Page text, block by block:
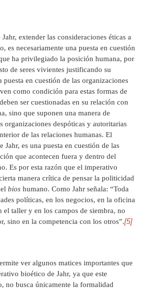
extender las consideraciones éticas a
es necesariamente una puesta en cuestión
ha privilegiado la posición humana, por
de seres vivientes justificando su
puesta en cuestión de las organizaciones
como condición para estas formas de
ser cuestionadas en su relación con
sino que suponen una manera de
organizaciones despóticas y autoritarias
de las relaciones humanas. El
Jahr, es una puesta en cuestión de las
que acontecen fuera y dentro del
Es por esta razón que el imperativo
manera crítica de pensar la politicidad
bíos humano. Como Jahr señala: “Toda
políticas, en los negocios, en la oficina
el taller y en los campos de siembra, no
sino en la competencia con los otros”.[5]
ver algunos matices importantes que
bioético de Jahr, ya que este
no busca únicamente la formalidad